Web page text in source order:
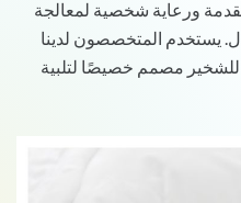
ورعاية شخصية لمعالجة
يستخدم المتخصصون لدينا
للشخير مصمم خصيصًا لتلبية